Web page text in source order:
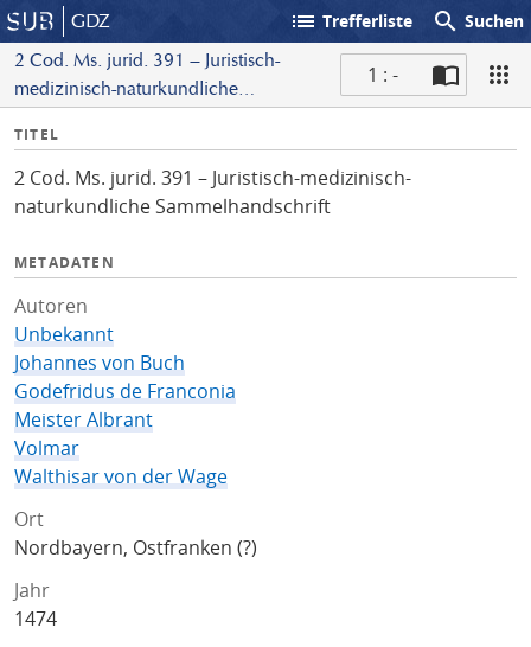
GDZ list Trefferliste search Suchen
2 Cod. Ms. jurid. 391 – Juristisch-
medizinisch-naturkundliche
1 : -
I
f
o
TITEL
2 Cod. Ms. jurid. 391 – Juristisch-medizinisch-
naturkundliche Sammelhandschrift
METADATEN
Autoren
Unbekannt
Johannes von Buch
Godefridus de Franconia
Meister Albrant
Volmar
Walthisar von der Wage
Ort
Nordbayern, Ostfranken (?)
Jahr
1474